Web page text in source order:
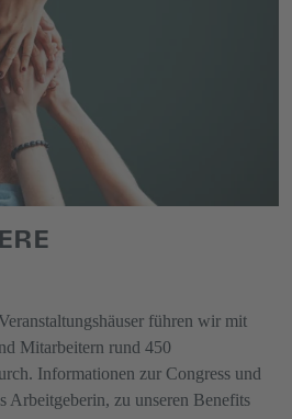
führen wir mit
Mitarbeitern rund 450
Informationen zur Congress und
Arbeitgeberin, zu unseren Benefits